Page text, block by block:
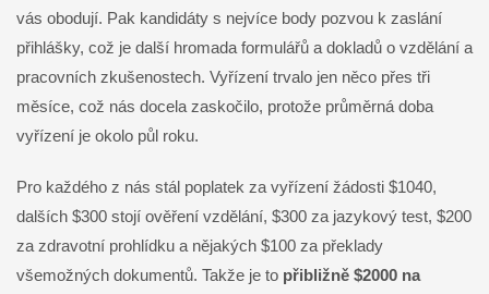
vás obodují. Pak kandidáty s nejvíce body pozvou k zaslání
přihlášky, což je další hromada formulářů a dokladů o vzdělání a
pracovních zkušenostech. Vyřízení trvalo jen něco přes tři
měsíce, což nás docela zaskočilo, protože průměrná doba
vyřízení je okolo půl roku.
Pro každého z nás stál poplatek za vyřízení žádosti $1040,
dalších $300 stojí ověření vzdělání, $300 za jazykový test, $200
za zdravotní prohlídku a nějakých $100 za překlady
všemožných dokumentů. Takže je to přibližně $2000 na